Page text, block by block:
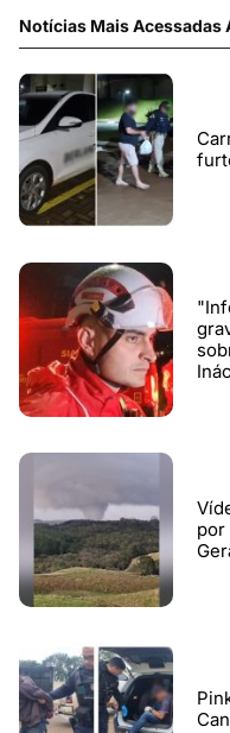
Notícias Mais Acessadas
por